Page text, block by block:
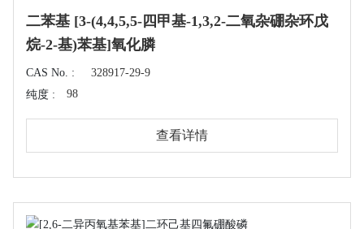
二苯基 [3-(4,4,5,5-四甲基-1,3,2-二氧杂硼杂环戊
烷-2-基)苯基]氧化膦
CAS No. :
328917-29-9
纯度 :
98
查看详情